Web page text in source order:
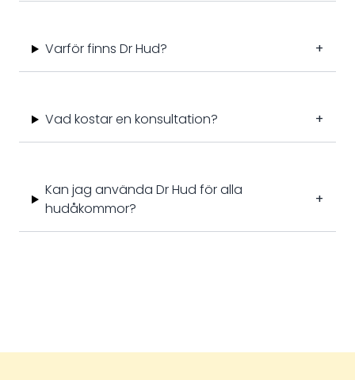
Varför finns Dr Hud? +
Vad kostar en konsultation? +
Kan jag använda Dr Hud för alla
hudåkommor?
+